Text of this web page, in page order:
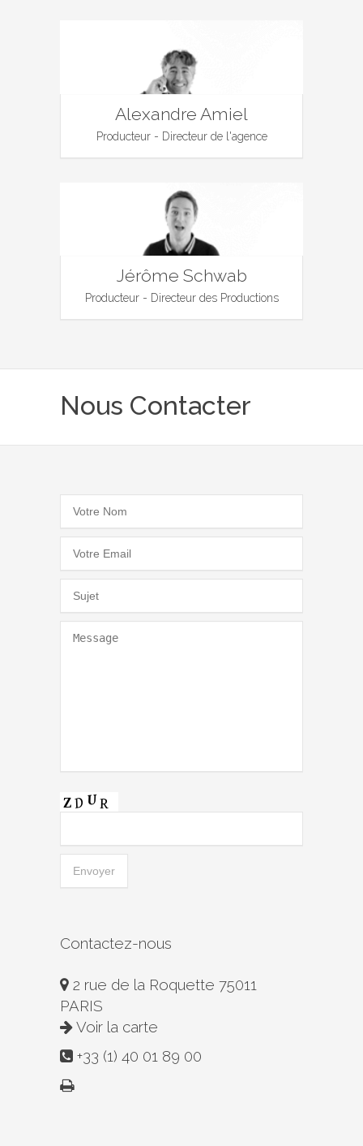
Alexandre Amiel
Producteur - Directeur de l'agence
Jérôme Schwab
Producteur - Directeur des Productions
Nous Contacter
Contactez-nous
2 rue de la Roquette 75011
PARIS
Voir la carte
+33 (1) 40 01 89 00